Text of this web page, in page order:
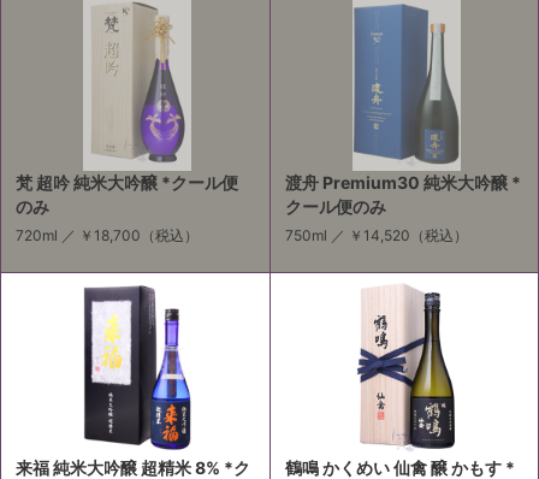
梵 超吟 純米大吟醸 *クール便
のみ
720ml ／ ￥18,700 （税込）
渡舟 Premium30 純米大吟醸 *
クール便のみ
750ml ／ ￥14,520 （税込）
来福 純米大吟醸 超精米 8% *ク
鶴鳴 かくめい 仙禽 醸 かもす *